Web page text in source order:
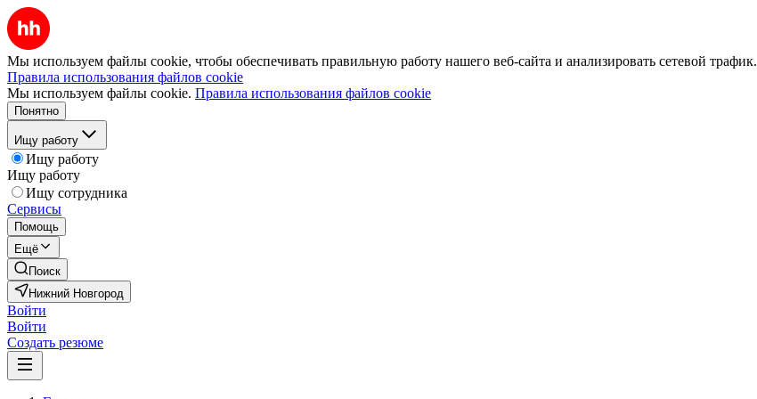
Мы используем файлы cookie, чтобы обеспечивать правильную работу нашего веб-сайта и анализировать сетевой трафик.
Правила использования файлов cookie
Мы используем файлы cookie. Правила использования файлов cookie
Понятно
Ищу работу
Ищу работу
Ищу работу
Ищу сотрудника
Сервисы
Помощь
Ещё
Поиск
Нижний Новгород
Войти
Войти
Создать резюме